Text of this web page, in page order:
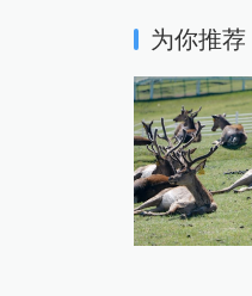
为你推荐